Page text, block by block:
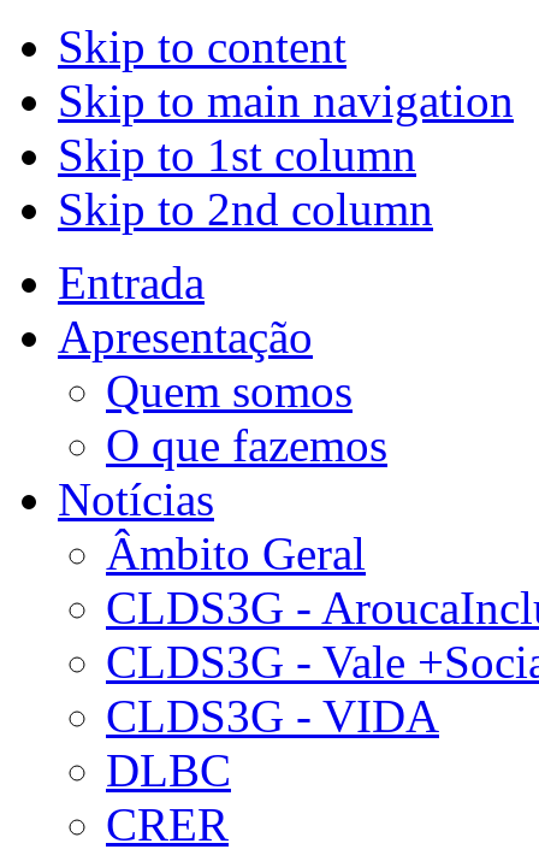
Skip to content
Skip to main navigation
Skip to 1st column
Skip to 2nd column
Entrada
Apresentação
Quem somos
O que fazemos
Notícias
Âmbito Geral
CLDS3G -
CLDS3G - Vale
CLDS3G - VIDA
DLBC
CRER